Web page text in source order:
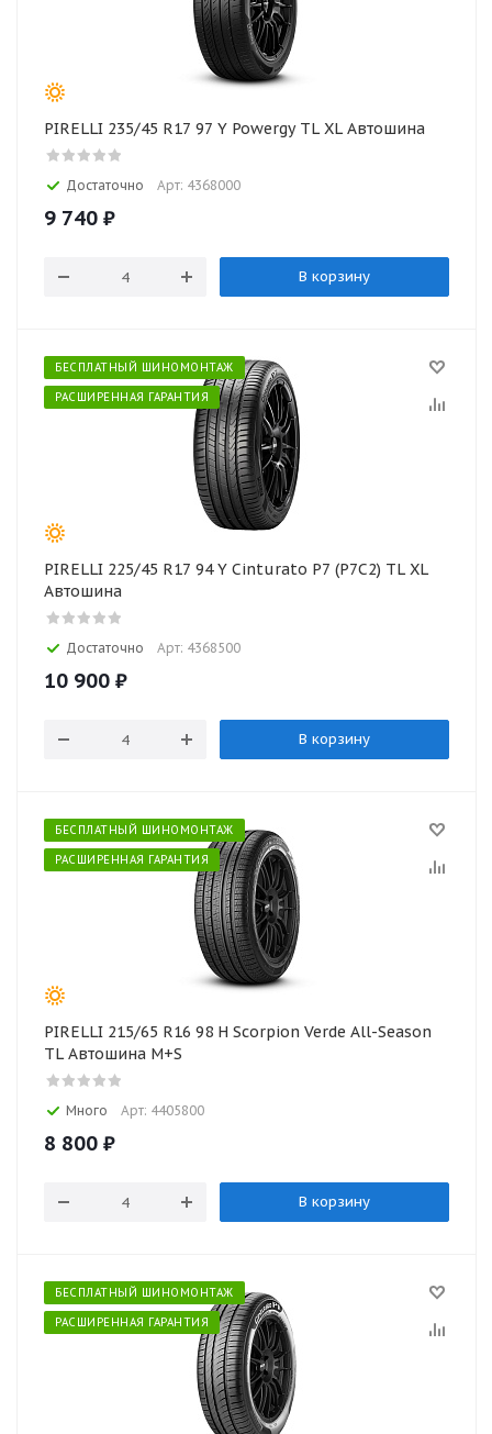
PIRELLI 235/45 R17 97 Y Powergy TL XL Автошина
Достаточно Арт: 4368000
9 740 ₽
В корзину
БЕСПЛАТНЫЙ ШИНОМОНТАЖ
РАСШИРЕННАЯ ГАРАНТИЯ
PIRELLI 225/45 R17 94 Y Cinturato P7 (P7C2) TL XL
Автошина
Достаточно Арт: 4368500
10 900 ₽
В корзину
БЕСПЛАТНЫЙ ШИНОМОНТАЖ
РАСШИРЕННАЯ ГАРАНТИЯ
PIRELLI 215/65 R16 98 H Scorpion Verde All-Season
TL Автошина M+S
Много Арт: 4405800
8 800 ₽
В корзину
БЕСПЛАТНЫЙ ШИНОМОНТАЖ
РАСШИРЕННАЯ ГАРАНТИЯ